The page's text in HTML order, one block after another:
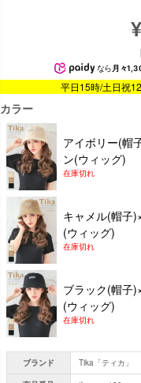
¥
なら 月々
平日15時/土日祝
カラー
アイボリー(帽
ン(ウィッグ)
在庫切れ
キャメル(帽子
(ウィッグ)
在庫切れ
ブラック(帽子
(ウィッグ)
在庫切れ
ブランド
Tika「ティカ」